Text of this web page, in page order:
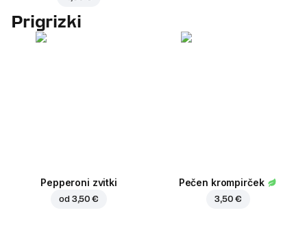
Prigrizki
Pepperoni zvitki
od 3,50 €
Pečen krompirček
3,50 €